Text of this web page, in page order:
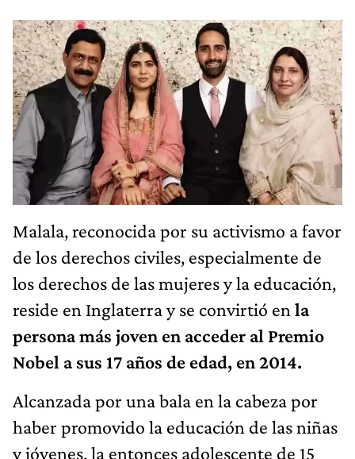
Malala, reconocida por su activismo a favor
de los derechos civiles, especialmente de
los derechos de las mujeres y la educación,
reside en Inglaterra y se convirtió en la
persona más joven en acceder al Premio
Nobel a sus 17 años de edad, en 2014.
Alcanzada por una bala en la cabeza por
haber promovido la educación de las niñas
y jóvenes, la entonces adolescente de 15